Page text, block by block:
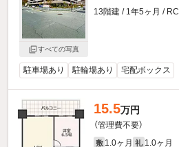
すべての写真
13階建 / 1年5ヶ月 / RC
駐車場あり 駐輪場あり 宅配ボックス
15.5万円
（管理費不要）
敷 1.0ヶ月 礼 1.0ヶ月